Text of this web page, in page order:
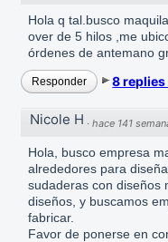
Hola q tal.busco
over de 5 hilos ,me
órdenes de antemano
Responder 8 replies
Nicole H ·hace 141
Hola, busco empresa
alrededores para
sudaderas con diseños
diseños, y buscamos
fabricar.
Favor de ponerse en